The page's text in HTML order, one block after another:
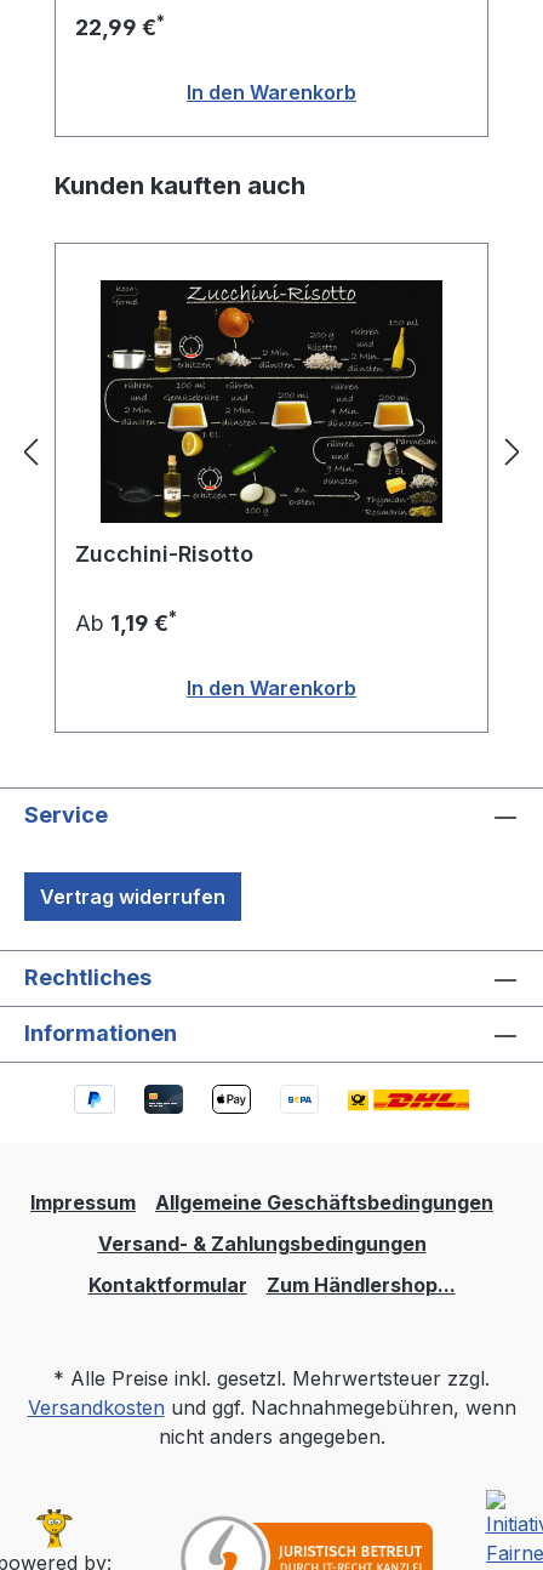
22,99 €*
In den Warenkorb
Produktgalerie überspringen
Kunden kauften auch
Zucchini-Risotto
Ab 1,19 €*
In den Warenkorb
Service
Vertrag widerrufen
Rechtliches
Informationen
Impressum
Allgemeine Geschäftsbedingungen
Versand- & Zahlungsbedingungen
Kontaktformular
Zum Händlershop...
* Alle Preise inkl. gesetzl. Mehrwertsteuer zzgl.
Versandkostenund ggf. Nachnahmegebühren, wenn
nicht anders angegeben.
by: